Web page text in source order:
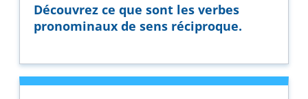
Découvrez ce que sont les verbes
pronominaux de sens réciproque.